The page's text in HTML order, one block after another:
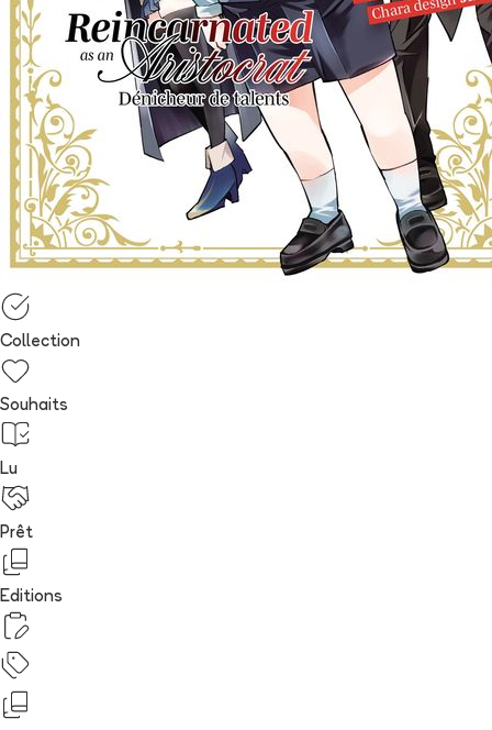
Collection
Souhaits
Lu
Prêt
Editions